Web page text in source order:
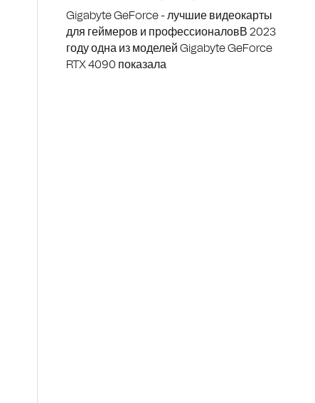
Gigabyte GeForce - лучшие видеокарты
для геймеров и профессионаловВ 2023
году одна из моделей Gigabyte GeForce
RTX 4090 показала